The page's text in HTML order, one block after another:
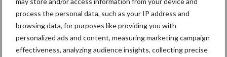
process the personal data, such as your IP address and
browsing data, for purposes like providing you with
personalized ads and content, measuring marketing campaign
effectiveness, analyzing audience insights, collecting precise
Themapagina's